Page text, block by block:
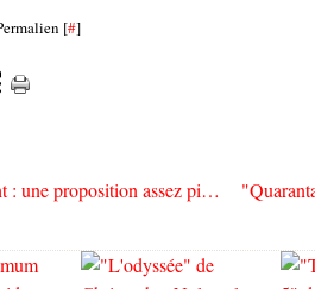
[#]
"Jupiter's Legacy" de Steve S. DeKnight : une proposition assez pitoyable de super-héros pour "adultes"